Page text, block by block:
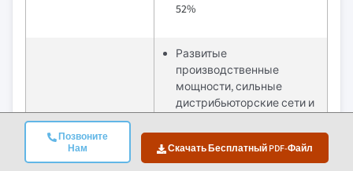
Позвоните
Нам
Скачать Бесплатный PDF-Файл
52%
Развитые
производственные
мощности, сильные
дистрибьюторские сети и
производстве
сельскохозяйственного